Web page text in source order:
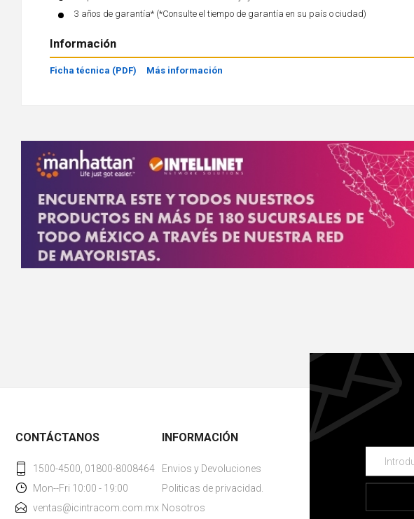
3 años de garantía* (*Consulte el tiempo de garantía en su país o ciudad)
Información
Ficha técnica (PDF) Más información
CONTÁCTANOS
1500-4500, 01800-8008464
Mon--Fri 10:00 - 19:00
ventas@icintracom.com.mx
INFORMACIÓN
Envios y Devoluciones
Politicas de privacidad.
Nosotros